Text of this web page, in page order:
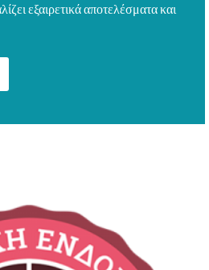
εξαιρετικά αποτελέσματα και